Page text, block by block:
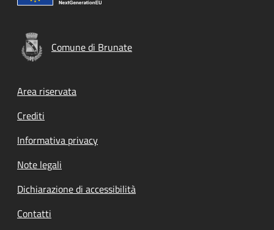
Comune di Brunate
Footer menu
Area riservata
Crediti
Informativa privacy
Note legali
Dichiarazione di accessibilità
Contatti